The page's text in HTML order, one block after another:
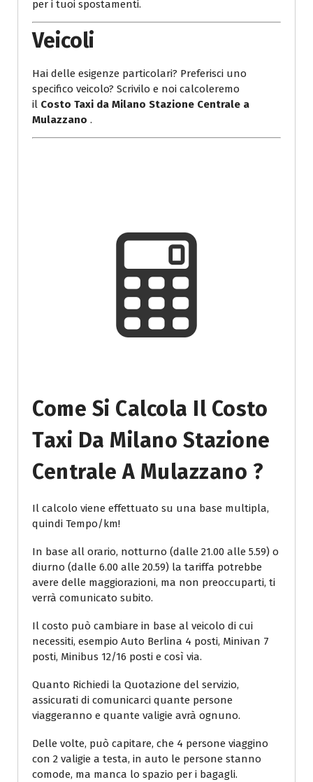
per i tuoi spostamenti.
Veicoli
Hai delle esigenze particolari? Preferisci uno
specifico veicolo? Scrivilo e noi calcoleremo
il Costo Taxi da Milano Stazione Centrale a
Mulazzano .
Come Si Calcola Il Costo
Taxi Da Milano Stazione
Centrale A Mulazzano ?
Il calcolo viene effettuato su una base multipla,
quindi Tempo/km!
In base all orario, notturno (dalle 21.00 alle 5.59) o
diurno (dalle 6.00 alle 20.59) la tariffa potrebbe
avere delle maggiorazioni, ma non preoccuparti, ti
verrà comunicato subito.
Il costo può cambiare in base al veicolo di cui
necessiti, esempio Auto Berlina 4 posti, Minivan 7
posti, Minibus 12/16 posti e così via.
Quanto Richiedi la Quotazione del servizio,
assicurati di comunicarci quante persone
viaggeranno e quante valigie avrà ognuno.
Delle volte, può capitare, che 4 persone viaggino
con 2 valigie a testa, in auto le persone stanno
comode, ma manca lo spazio per i bagagli.